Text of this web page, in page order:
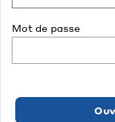
Mot de passe